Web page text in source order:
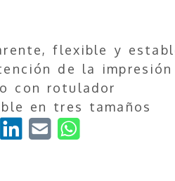
flexible y
de la impresión
con rotulador
en tres tamaños